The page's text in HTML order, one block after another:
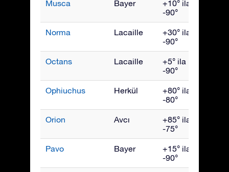
Musca Bayer
+10° ila
-90°
Norma Lacaille
+30° ila
-90°
Octans Lacaille
+5° ila
-90°
Ophiuchus Herkül
+80° ila
-80°
Orion Avcı
+85° ila
-75°
Pavo Bayer
+15° ila
-90°